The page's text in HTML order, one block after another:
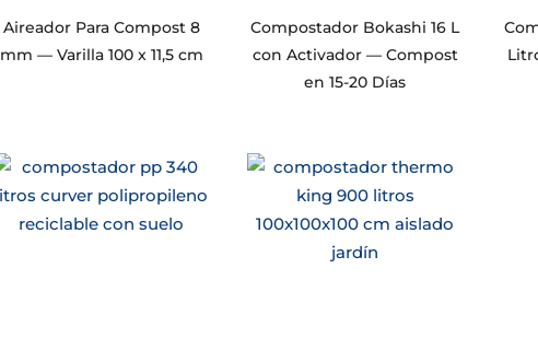
Aireador Para Compost 8
mm — Varilla 100 x 11,5 cm
Compostador Bokashi 16 L
con Activador — Compost
en 15-20 Días